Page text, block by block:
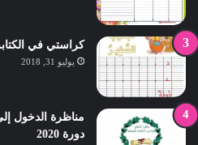
كراستي في
يوليو 31, 2018
مناظرة الدخول
دورة 2020